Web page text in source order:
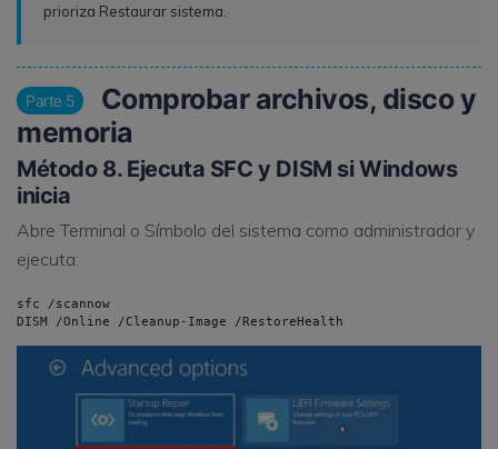
prioriza Restaurar sistema.
Parte 5
Comprobar archivos, disco y
memoria
Método 8. Ejecuta SFC y DISM si Windows
inicia
Abre Terminal o Símbolo del sistema como administrador y
ejecuta:
sfc /scannow
DISM /Online /Cleanup-Image /RestoreHealth